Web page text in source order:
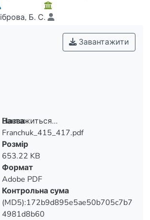
Б. С.
Вантажиться...
Вантажиться...
Завантажити
Назва
Franchuk_415_417.pdf
Розмір
653.22 KB
Формат
Adobe PDF
Контрольна сума
(MD5):172b9d895e5ae50b705c7b7
4981d8b60